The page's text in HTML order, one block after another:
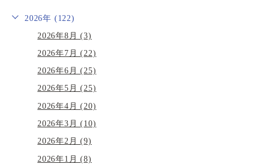
2026年 (122)
2026年8月 (3)
2026年7月 (22)
2026年6月 (25)
2026年5月 (25)
2026年4月 (20)
2026年3月 (10)
2026年2月 (9)
2026年1月 (8)